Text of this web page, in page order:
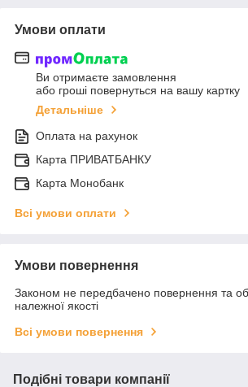
Умови оплати
Ви отримаєте замовлення
або гроші повернуться на вашу картку
Детальніше
Оплата на рахунок
Карта ПРИВАТБАНКУ
Карта Монобанк
Всі умови оплати
Умови повернення
Законом не передбачено повернення та
належної якості
Всі умови повернення
Подібні товари компанії